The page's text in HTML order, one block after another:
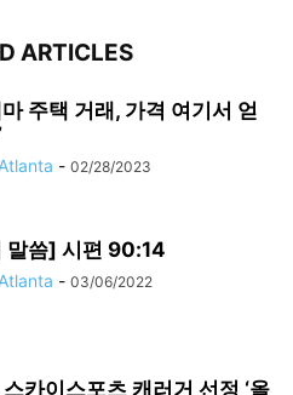
ARTICLES
주택 거래, 가격 여기서 얻
- 02/28/2023
말씀] 시편 90:14
- 03/06/2022
카이스포츠 캐러거 선정 ‘올